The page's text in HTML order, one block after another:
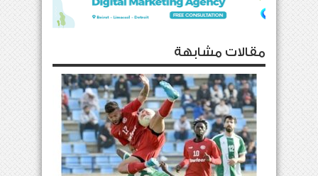
مقالات مشابهة